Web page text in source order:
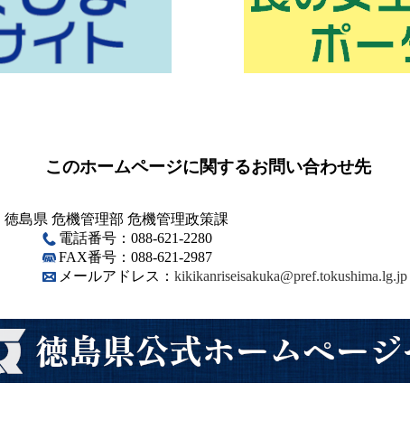
このホームページに関するお問い合わせ先
徳島県 危機管理部 危機管理政策課
電話番号：088-621-2280
FAX番号：088-621-2987
メールアドレス： kikikanriseisakuka@pref.tokushima.lg.jp